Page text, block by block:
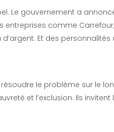
Le gouvernement a
entreprises comme
Et des
le problème sur le
et l’exclusion. Ils